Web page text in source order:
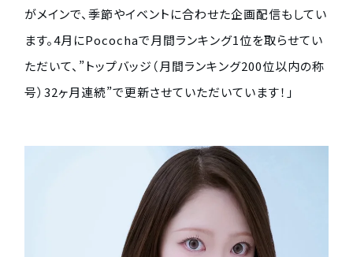
がメインで、季節やイベントに合わせた企画配信もしてい
ます。4月にPocochaで月間ランキング1位を取らせてい
ただいて、”トップバッジ（月間ランキング200位以内の称
号）32ヶ月連続”で更新させていただいています！」